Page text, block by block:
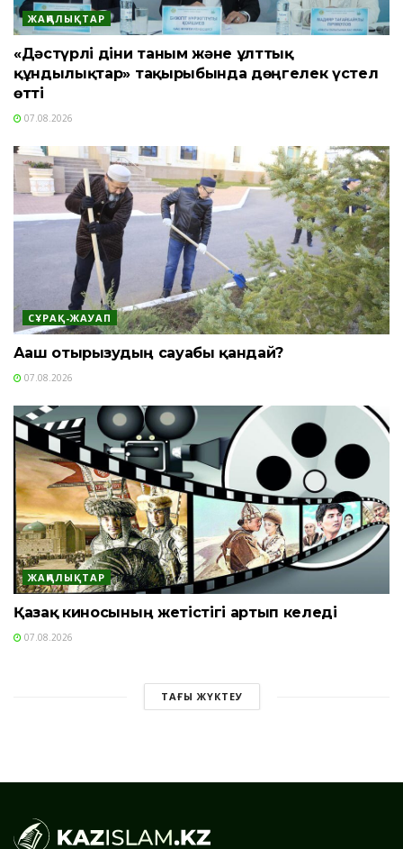
ЖАҢАЛЫҚТАР
«Дәстүрлі діни таным және ұлттық
құндылықтар» тақырыбында дөңгелек үстел
өтті
07.08.2026
СҰРАҚ-ЖАУАП
Ағаш отырғызудың сауабы қандай?
07.08.2026
ЖАҢАЛЫҚТАР
Қазақ киносының жетістігі артып келеді
07.08.2026
ТАҒЫ ЖҮКТЕУ